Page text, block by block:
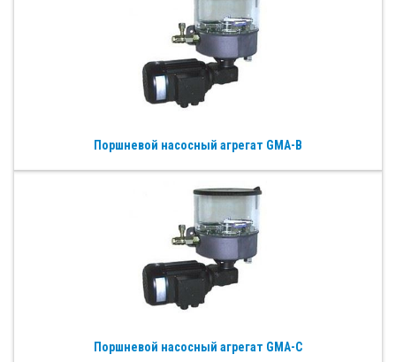
Поршневой насосный агрегат GMA-B
Поршневой насосный агрегат GMA-C